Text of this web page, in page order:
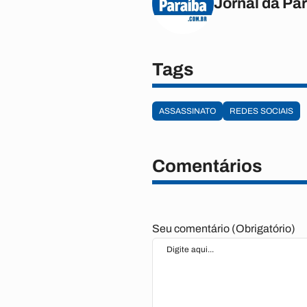
Tags
ASSASSINATO REDES SOCIAIS
Comentários
Seu comentário (Obrigatório)